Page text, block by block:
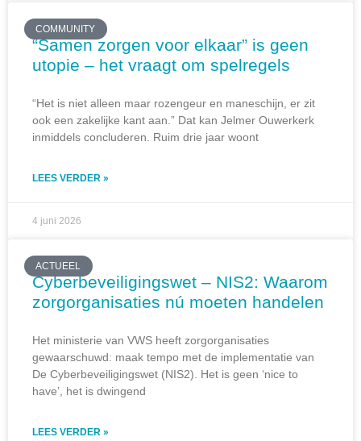
COMMUNITY
“Samen zorgen voor elkaar” is geen
utopie – het vraagt om spelregels
“Het is niet alleen maar rozengeur en maneschijn, er zit
ook een zakelijke kant aan.” Dat kan Jelmer Ouwerkerk
inmiddels concluderen. Ruim drie jaar woont
LEES VERDER »
4 juni 2026
ACTUEEL
Cyberbeveiligingswet – NIS2: Waarom
zorgorganisaties nú moeten handelen
Het ministerie van VWS heeft zorgorganisaties
gewaarschuwd: maak tempo met de implementatie van
De Cyberbeveiligingswet (NIS2). Het is geen ‘nice to
have’, het is dwingend
LEES VERDER »